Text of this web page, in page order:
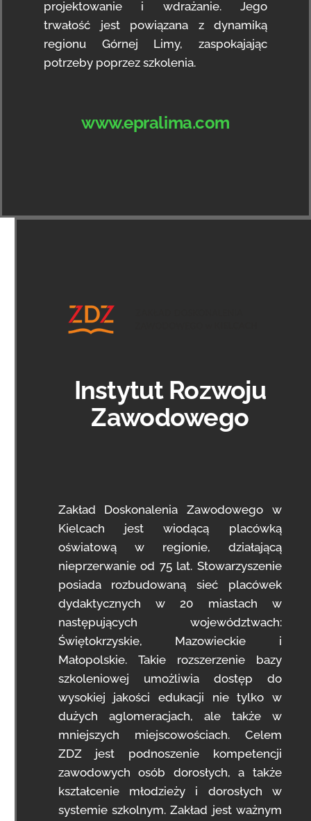
projektowanie i wdrażanie. Jego
trwałość jest powiązana z dynamiką
regionu Górnej Limy, zaspokajając
potrzeby poprzez szkolenia.
www.epralima.com
Instytut Rozwoju
Zawodowego
Zakład Doskonalenia Zawodowego w
Kielcach jest wiodącą placówką
oświatową w regionie, działającą
nieprzerwanie od 75 lat. Stowarzyszenie
posiada rozbudowaną sieć placówek
dydaktycznych w 20 miastach w
następujących województwach:
Świętokrzyskie, Mazowieckie i
Małopolskie. Takie rozszerzenie bazy
szkoleniowej umożliwia dostęp do
wysokiej jakości edukacji nie tylko w
dużych aglomeracjach, ale także w
mniejszych miejscowościach. Celem
ZDZ jest podnoszenie kompetencji
zawodowych osób dorosłych, a także
kształcenie młodzieży i dorosłych w
systemie szkolnym. Zakład jest ważnym